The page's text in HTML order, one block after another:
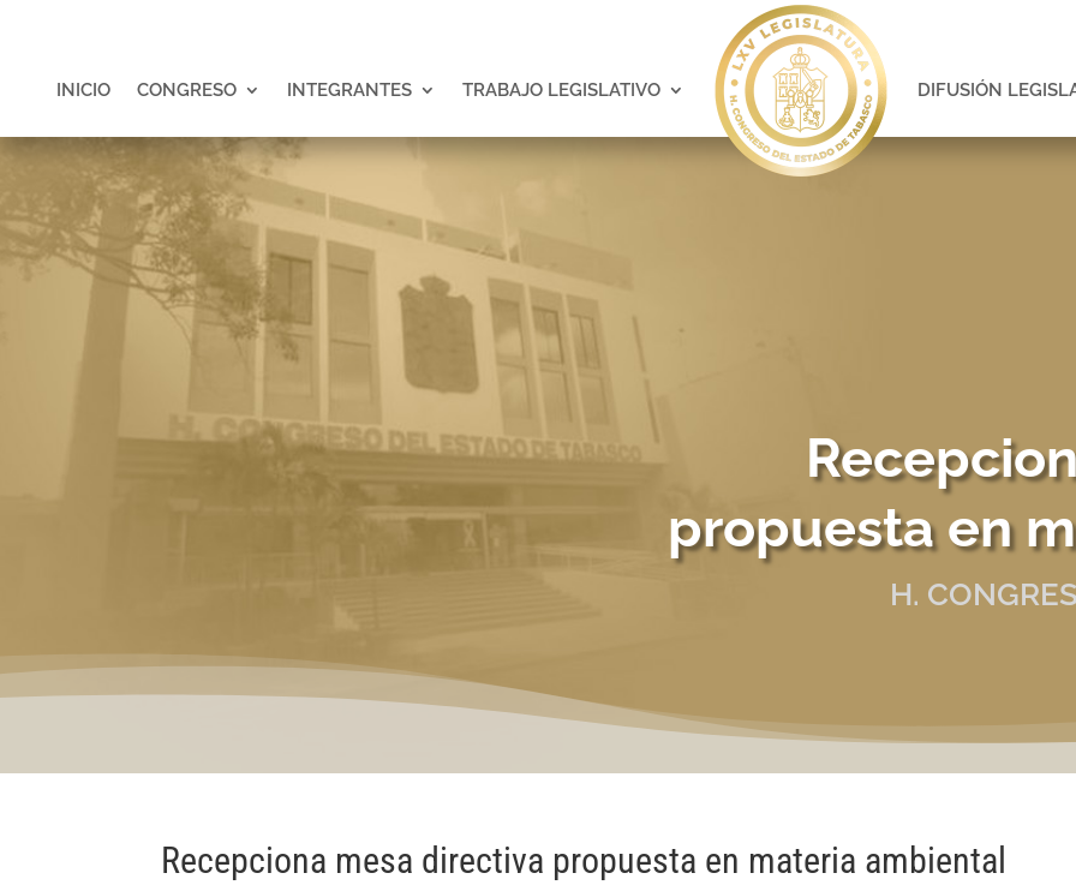
INICIO CONGRESO INTEGRANTES TRABAJO LEGISLATIVO DIFUSIÓN
propuesta en
H.
Recepciona mesa directiva propuesta en materia ambiental